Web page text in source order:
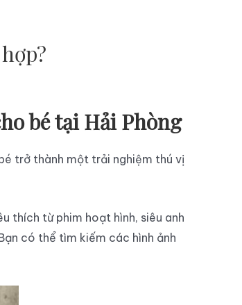
bé tại Hải Phòng
trở thành một trải nghiệm thú vị
thích từ phim hoạt hình, siêu anh
có thể tìm kiếm các hình ảnh